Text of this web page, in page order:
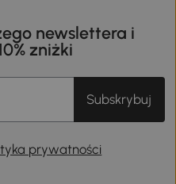
newslettera i
zniżki
Subskrybuj
prywatności